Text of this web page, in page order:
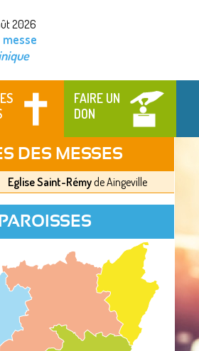
2026
FAIRE UN
DON
DES MESSES
Eglise Saint-Rémyde Aingeville